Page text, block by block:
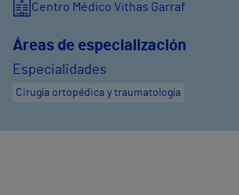
Centro Médico Vithas Garraf
Áreas de especialización
Especialidades
Cirugía ortopédica y traumatología